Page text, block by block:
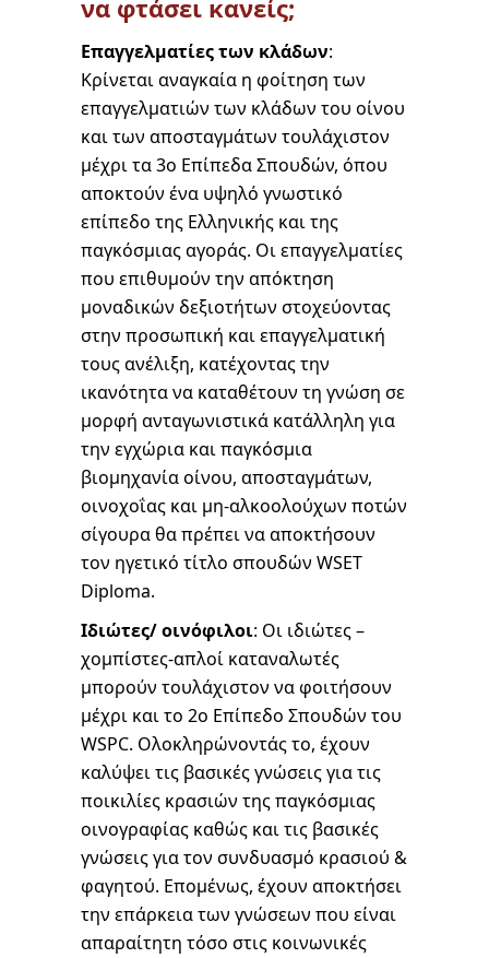
να φτάσει κανείς;
Επαγγελματίες των κλάδων:
Κρίνεται αναγκαία η φοίτηση των
επαγγελματιών των κλάδων του οίνου
και των αποσταγμάτων τουλάχιστον
μέχρι τα 3ο Επίπεδα Σπουδών, όπου
αποκτούν ένα υψηλό γνωστικό
επίπεδο της Ελληνικής και της
παγκόσμιας αγοράς. Οι επαγγελματίες
που επιθυμούν την απόκτηση
μοναδικών δεξιοτήτων στοχεύοντας
στην προσωπική και επαγγελματική
τους ανέλιξη, κατέχοντας την
ικανότητα να καταθέτουν τη γνώση σε
μορφή ανταγωνιστικά κατάλληλη για
την εγχώρια και παγκόσμια
βιομηχανία οίνου, αποσταγμάτων,
οινοχοΐας και μη-αλκοολούχων ποτών
σίγουρα θα πρέπει να αποκτήσουν
τον ηγετικό τίτλο σπουδών WSET
Diploma.
Ιδιώτες/ οινόφιλοι: Οι ιδιώτες –
χομπίστες-απλοί καταναλωτές
μπορούν τουλάχιστον να φοιτήσουν
μέχρι και το 2ο Επίπεδο Σπουδών του
WSPC. Ολοκληρώνοντάς το, έχουν
καλύψει τις βασικές γνώσεις για τις
ποικιλίες κρασιών της παγκόσμιας
οινογραφίας καθώς και τις βασικές
γνώσεις για τον συνδυασμό κρασιού &
φαγητού. Επομένως, έχουν αποκτήσει
την επάρκεια των γνώσεων που είναι
απαραίτητη τόσο στις κοινωνικές